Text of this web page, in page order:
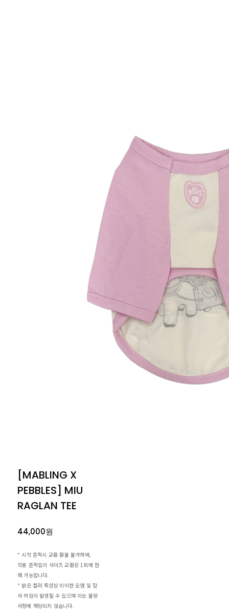
[MABLING X
PEBBLES] MIU
RAGLAN TEE
44,000원
* 시착 흔적시 교환 환불 불가하며,
착용 흔적없이 사이즈 교환은 1회에 한
해 가능합니다.
* 밝은 컬러 특성상 미미한 오염 및 잡
사 끼임이 발생할 수 있으며 이는 불량
사항에 해당되지 않습니다.